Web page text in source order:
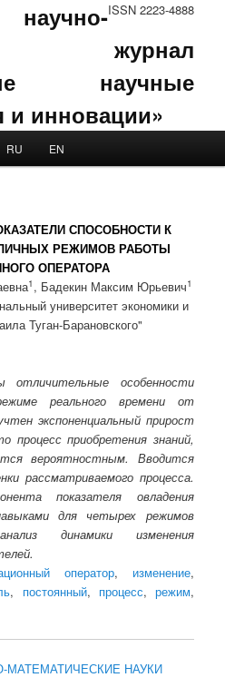
ISSN 2223-4888
научно-
журнал
научные
и инновации»
RU EN
СПОСОБНОСТИ К
РЕЖИМОВ РАБОТЫ
ОПЕРАТОРА
1 , Бадекин Максим Юрьевич1
университет экономики и
Туган-Барановского"
особенности
реального времени от
экспоненциальный прирост
процесс приобретения знаний,
вероятностным. Вводится
рассматриваемого процесса.
показателя овладения
для четырех режимов
динамики изменения
оператор, изменение,
, постоянный, процесс, режим,
МАТЕМАТИЧЕСКИЕ НАУКИ